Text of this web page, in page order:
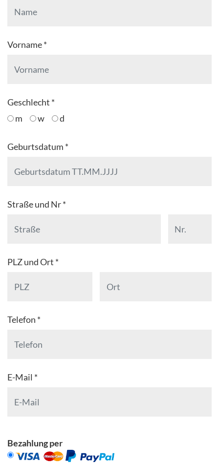
Vorname *
Geschlecht *
m
w d
Geburtsdatum *
Straße und Nr *
PLZ und Ort *
Telefon *
E-Mail *
Bezahlung per